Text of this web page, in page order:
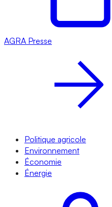
AGRA Presse
Politique agricole
Environnement
Économie
Énergie